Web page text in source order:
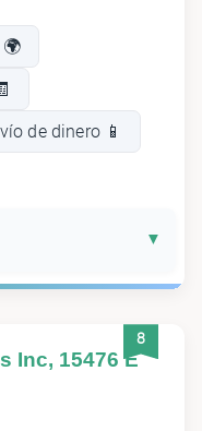
de dinero 📱
8
Inc, 15476 E